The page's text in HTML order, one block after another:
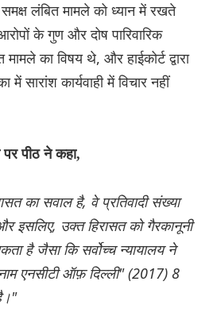
समक्ष लंबित मामले को ध्यान में रखते
के गुण और दोष पारिवारिक
का विषय थे, और हाईकोर्ट द्वारा
में सारांश कार्यवाही में विचार नहीं
पर पीठ ने कहा,
का सवाल है, वे प्रतिवादी संख्या
इसलिए, उक्त हिरासत को गैरकानूनी
है जैसा कि सर्वोच्च न्यायालय ने
एनसीटी ऑफ़ दिल्ली" (2017) 8